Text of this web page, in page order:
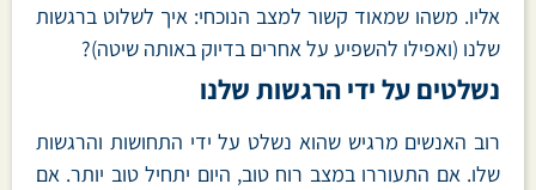
אליו. משהו שמאוד קשור למצב הנוכחי: איך לשלוט ברגשות
שלנו (ואפילו להשפיע על אחרים בדיוק באותה שיטה)?
נשלטים על ידי הרגשות שלנו
רוב האנשים מרגיש שהוא נשלט על ידי התחושות והרגשות
שלו. אם התעוררו במצב רוח טוב, היום יתחיל טוב יותר. אם